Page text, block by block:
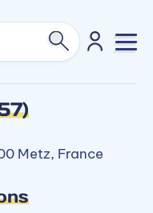
Metz, France